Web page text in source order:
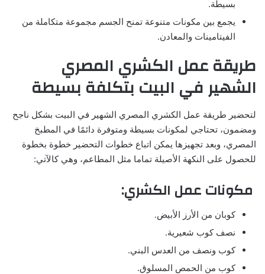
بسيطة.
يجمع بين مكونات متنوعة تمنح الجسم مجموعة متكاملة من
الفيتامينات والمعادن.
طريقة عمل الكشري المصري
الشهير في البيت بتكلفة بسيطة
لتحضير طريقة عمل الكشري المصري الشهير في البيت بشكل ناجح
ومضمون، تحتاجي لمكونات بسيطة ومتوفرة دائمًا في المطبخ
المصري، وبعد تجهيزها يمكن اتباع خطوات التحضير خطوة بخطوة
للحصول على النكهة الأصيلة تماما مثل المطاعم، وهي كالآتي:
مكونات عمل الكشري:
كوبان من الأرز الأبيض.
نصف كوب شعيرية.
كوب ونصف من العدس البني.
كوب من الحمص المسلوق.